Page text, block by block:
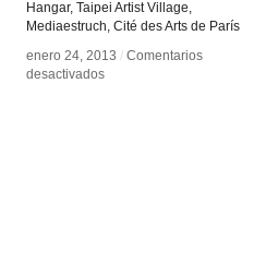
Hangar, Taipei Artist Village,
Mediaestruch, Cité des Arts de París
enero 24, 2013 / Comentarios
desactivadosen
enero 24, 2013 / Comentarios
desactivadosen